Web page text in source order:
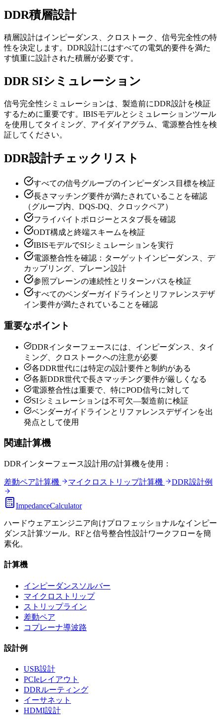
DDR積層設計
積層設計はインピーダンス、クロストーク、信号完全性の特
性を決定します。DDR設計にはすべての電気的要件を満た
す慎重に設計された積層が必要です。
DDR SIシミュレーション
信号完全性シミュレーションは、製造前にDDR設計を検証
するために重要です。IBISモデルとシミュレーションツール
を使用してタイミング、アイダイアグラム、電源整合性を検
証してください。
DDR設計チェックリスト
すべての信号グループのインピーダンス目標を検証
長さマッチング要件が満たされていることを確認
（グループ内、DQS-DQ、クロックペア）
フライバイトポロジーとスタブ長を確認
ODT構成と終端スキームを検証
IBISモデルでSIシミュレーションを実行
電源整合性を確認：ターゲットインピーダンス、デ
カップリング、プレーン設計
参照プレーンの連続性とリターンパスを検証
すべてのベンダーガイドラインとリファレンスデザ
イン要件が満たされていることを確認
重要なポイント
DDRインターフェースには、インピーダンス、タイ
ミング、クロストークへの注意が必要
各DDR世代には特定の設計要件と制約がある
各新DDR世代で長さマッチング要件が厳しくなる
電源整合性は重要で、特にPOD信号に対して
SIシミュレーションは不可欠—製造前に検証
ベンダーガイドラインとリファレンスデザインを出
発点として使用
関連計算機
DDRインターフェース設計用の計算機を使用：
差動ペア計算機 マイクロストリップ計算機 DDR設計例
ImpedanceCalculator
ハードウェアエンジニア向けプロフェッショナルなインピー
ダンス計算ツール。RFと信号整合性設計ワークフローを簡
素化。
計算機
インピーダンスソルバー
マイクロストリップ
ストリップライン
差動ペア
コプレーナ導波路
設計例
USB設計
PCIeレイアウト
DDRルーティング
イーサネット
HDMI設計